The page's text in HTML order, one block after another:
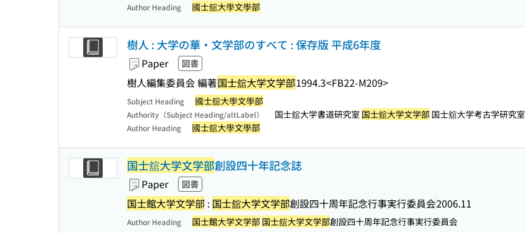
Author Heading 國士舘大學文學部
樹人 : 大学の華・文学部のすべて : 保存版 平成6年度
Paper 図書
樹人編集委員会 編著国士舘大学文学部1994.3<FB22-M209>
Subject Heading 國士舘大學文學部
Authority（Subject Heading/altLabel） 国士舘大学書道研究室 国士舘大学文学部 国士舘大学考古学研究室
Author Heading 國士舘大學文學部
国士舘大学文学部創設四十年記念誌
Paper 図書
国士館大学文学部 : 国士舘大学文学部創設四十周年記念行事実行委員会2006.11
Author Heading 国士館大学文学部 国士舘大学文学部創設四十周年記念行事実行委員会